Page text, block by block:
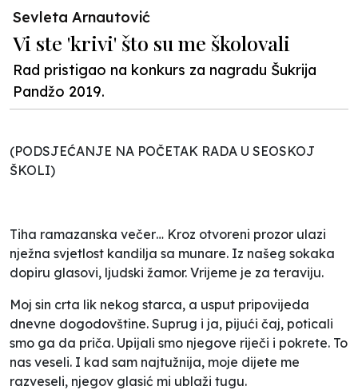
Sevleta Arnautović
Vi ste 'krivi' što su me školovali
Rad pristigao na konkurs za nagradu Šukrija
Pandžo 2019.
(PODSJEĆANJE NA POČETAK RADA U SEOSKOJ
ŠKOLI)
Tiha ramazanska večer… Kroz otvoreni prozor ulazi
nježna svjetlost kandilja sa munare. Iz našeg sokaka
dopiru glasovi, ljudski žamor. Vrijeme je za teraviju.
Moj sin crta lik nekog starca, a usput pripovijeda
dnevne dogodovštine. Suprug i ja, pijući čaj, poticali
smo ga da priča. Upijali smo njegove riječi i pokrete. To
nas veseli. I kad sam najtužnija, moje dijete me
razveseli, njegov glasić mi ublaži tugu.